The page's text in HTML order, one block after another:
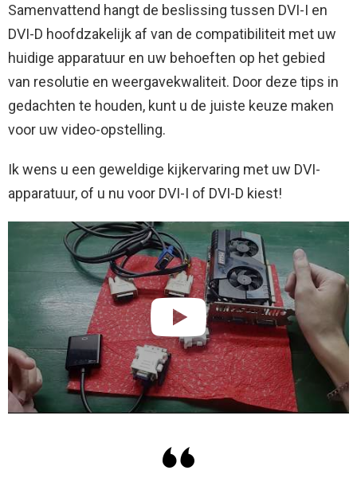
Samenvattend hangt de beslissing tussen DVI-I en
DVI-D hoofdzakelijk af van de compatibiliteit met uw
huidige apparatuur en uw behoeften op het gebied
van resolutie en weergavekwaliteit. Door deze tips in
gedachten te houden, kunt u de juiste keuze maken
voor uw video-opstelling.
Ik wens u een geweldige kijkervaring met uw DVI-
apparatuur, of u nu voor DVI-I of DVI-D kiest!